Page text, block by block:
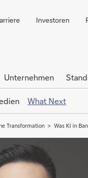
Investoren
Unternehmen
What Next
Transformation Was KI in